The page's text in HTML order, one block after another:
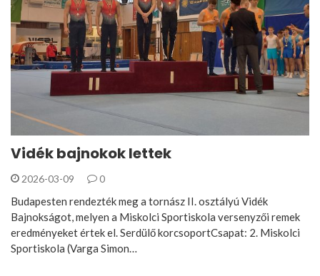
Vidék bajnokok lettek
2026-03-09 0
Budapesten rendezték meg a tornász II. osztályú Vidék
Bajnokságot, melyen a Miskolci Sportiskola versenyzői remek
eredményeket értek el. Serdülő korcsoportCsapat: 2. Miskolci
Sportiskola (Varga Simon…